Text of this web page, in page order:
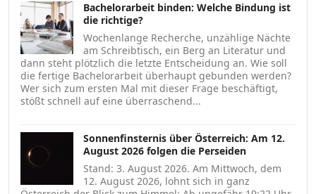
Bachelorarbeit binden: Welche Bindung ist
die richtige?
Wochenlange Recherche, unzählige Nächte
am Schreibtisch, ein Berg an Literatur und
dann steht plötzlich die letzte Entscheidung an. Wie soll
die fertige Bachelorarbeit überhaupt gebunden werden?
Wer sich zum ersten Mal mit dieser Frage beschäftigt,
stößt schnell auf eine überraschend...
Sonnenfinsternis über Österreich: Am 12.
August 2026 folgen die Perseiden
Stand: 3. August 2026. Am Mittwoch, dem
12. August 2026, lohnt sich in ganz